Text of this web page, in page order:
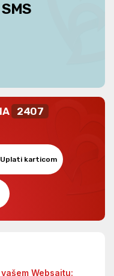
2407
Uplati karticom
Websajtu: